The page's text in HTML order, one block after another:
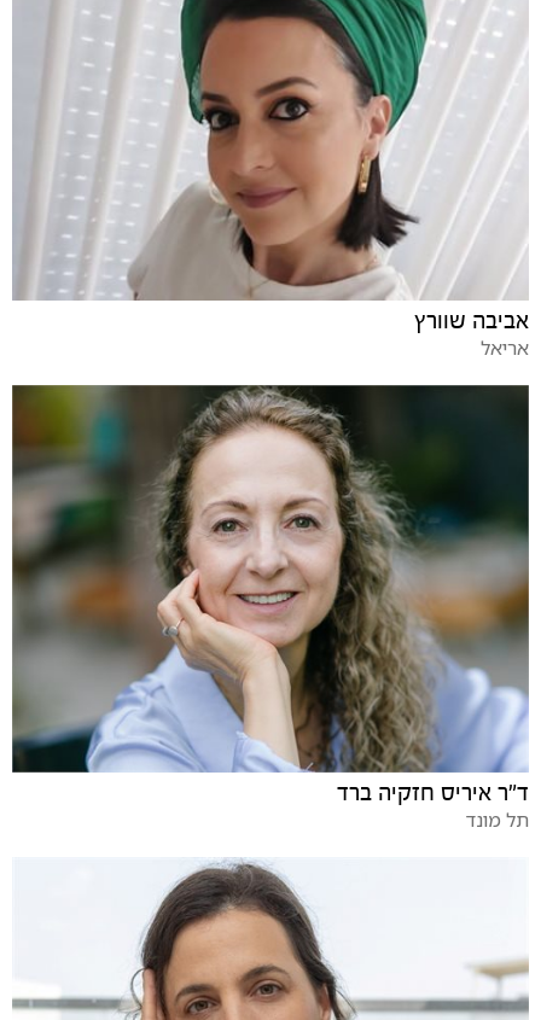
אביבה שוורץ
אריאל
ד"ר איריס חזקיה ברד
תל מונד